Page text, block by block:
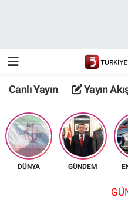
Canlı Yayın Yayın
DÜNYA GÜNDEM
TV 5 Ekranı ve Arşiv